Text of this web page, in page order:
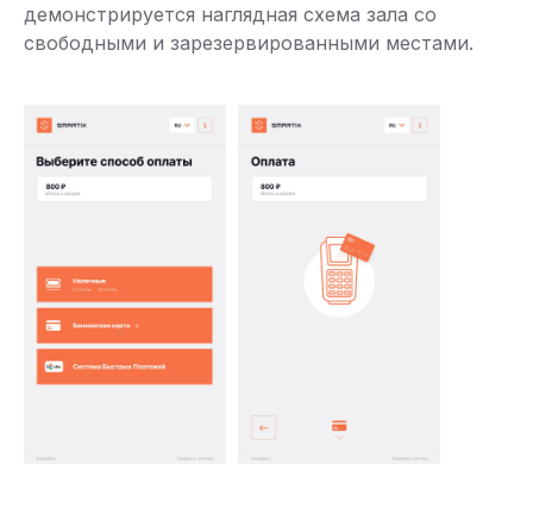
демонстрируется наглядная схема зала со
свободными и зарезервированными местами.